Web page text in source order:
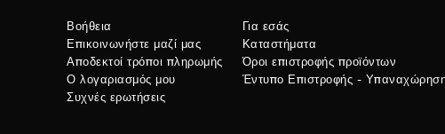
Βοήθεια
Επικοινωνήστε μαζί μας
Αποδεκτοί τρόποι πληρωμής
Ο λογαριασμός μου
Συχνές ερωτήσεις
Για εσάς
Καταστήματα
Όροι επιστροφής προϊόντων
Έντυπο Επιστροφής -